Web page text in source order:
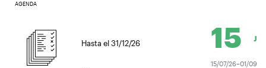
AGENDA
Hasta el 31/12/26 15 JUL.
15/07/26–01/09/26